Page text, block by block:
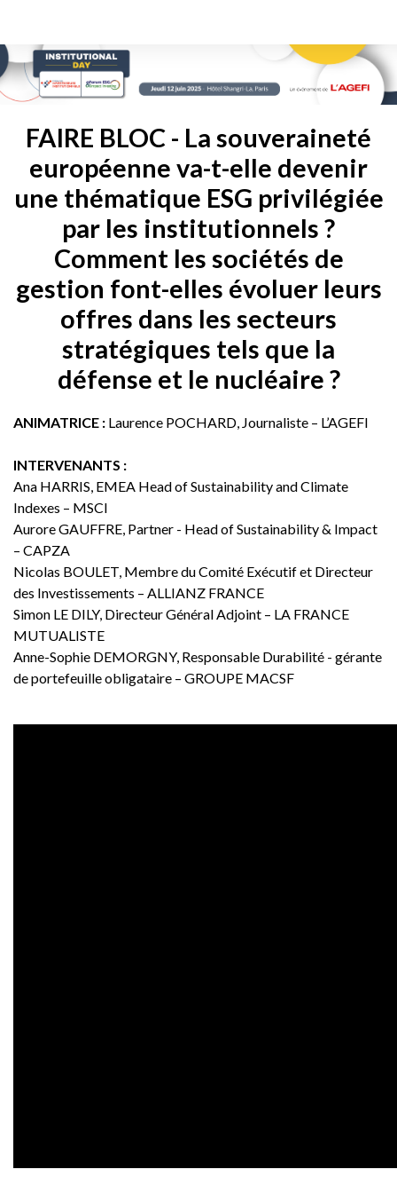
FAIRE BLOC - La souveraineté
européenne va-t-elle devenir
une thématique ESG privilégiée
par les institutionnels ?
Comment les sociétés de
gestion font-elles évoluer leurs
offres dans les secteurs
stratégiques tels que la
défense et le nucléaire ?
ANIMATRICE : Laurence POCHARD, Journaliste – L’AGEFI
INTERVENANTS :
Ana HARRIS, EMEA Head of Sustainability and Climate
Indexes – MSCI
Aurore GAUFFRE, Partner - Head of Sustainability & Impact
– CAPZA
Nicolas BOULET, Membre du Comité Exécutif et Directeur
des Investissements – ALLIANZ FRANCE
Simon LE DILY, Directeur Général Adjoint – LA FRANCE
MUTUALISTE
Anne-Sophie DEMORGNY, Responsable Durabilité - gérante
de portefeuille obligataire – GROUPE MACSF